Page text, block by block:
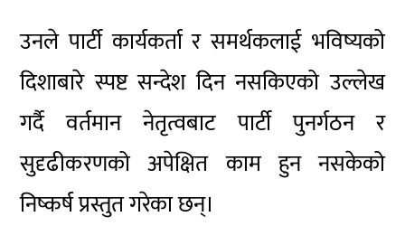
उनले पार्टी कार्यकर्ता र समर्थकलाई भविष्यको
दिशाबारे स्पष्ट सन्देश दिन नसकिएको उल्लेख
गर्दै वर्तमान नेतृत्वबाट पार्टी पुनर्गठन र
सुदृढीकरणको अपेक्षित काम हुन नसकेको
निष्कर्ष प्रस्तुत गरेका छन्।